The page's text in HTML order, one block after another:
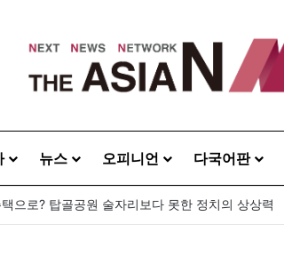
뉴스 오피니언 다국어판
으로? 탑골공원 술자리보다 못한 정치의 상상력